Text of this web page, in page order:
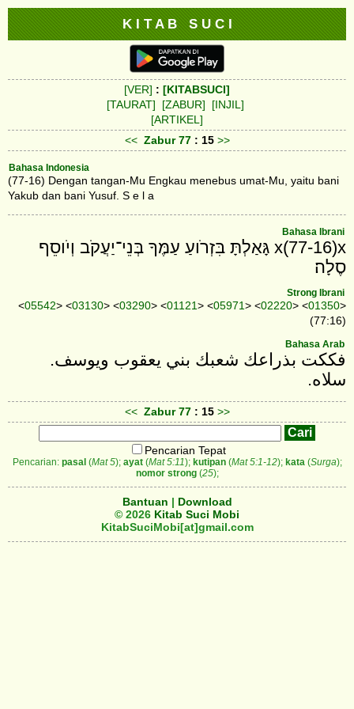
K I T A B S U C I
[VER] : [KITABSUCI]
[TAURAT]
[ZABUR]
[INJIL]
[ARTIKEL]
<< Zabur 77 : 15 >>
Bahasa Indonesia
(77-16) Dengan tangan-Mu Engkau menebus umat-Mu, yaitu bani
Yakub dan bani Yusuf. S e l a
Bahasa Ibrani
x(77-16)x גָּאַלְתָּ בִּזְרֹועַ עַמֶּךָ בְּנֵי־יַעֲקֹב וְיֹוסֵף
סֶלָה׃
Strong Ibrani
<05542> <03130> <03290> <01121> <05971> <02220> <01350>
(77:16)
Bahasa Arab
‎فككت بذراعك شعبك بني يعقوب ويوسف.
سلاه‎.
<< Zabur 77 : 15 >>
Pencarian Tepat
Pencarian: pasal(Mat 5); ayat(Mat 5:11); kutipan(Mat 5:1-12); kata (Surga);
nomor strong(25);
Bantuan | Download
© 2026 Kitab Suci Mobi
KitabSuciMobi[at]gmail.com